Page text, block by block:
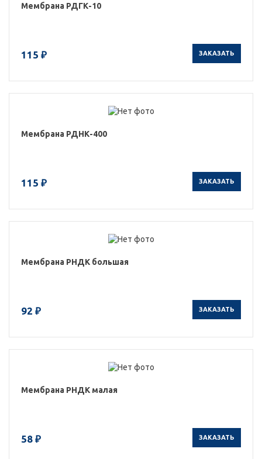
Мембрана РДГК-10
115 ₽ ЗАКАЗАТЬ
Мембрана РДНК-400
115 ₽ ЗАКАЗАТЬ
Мембрана РНДК большая
92 ₽ ЗАКАЗАТЬ
Мембрана РНДК малая
58 ₽ ЗАКАЗАТЬ